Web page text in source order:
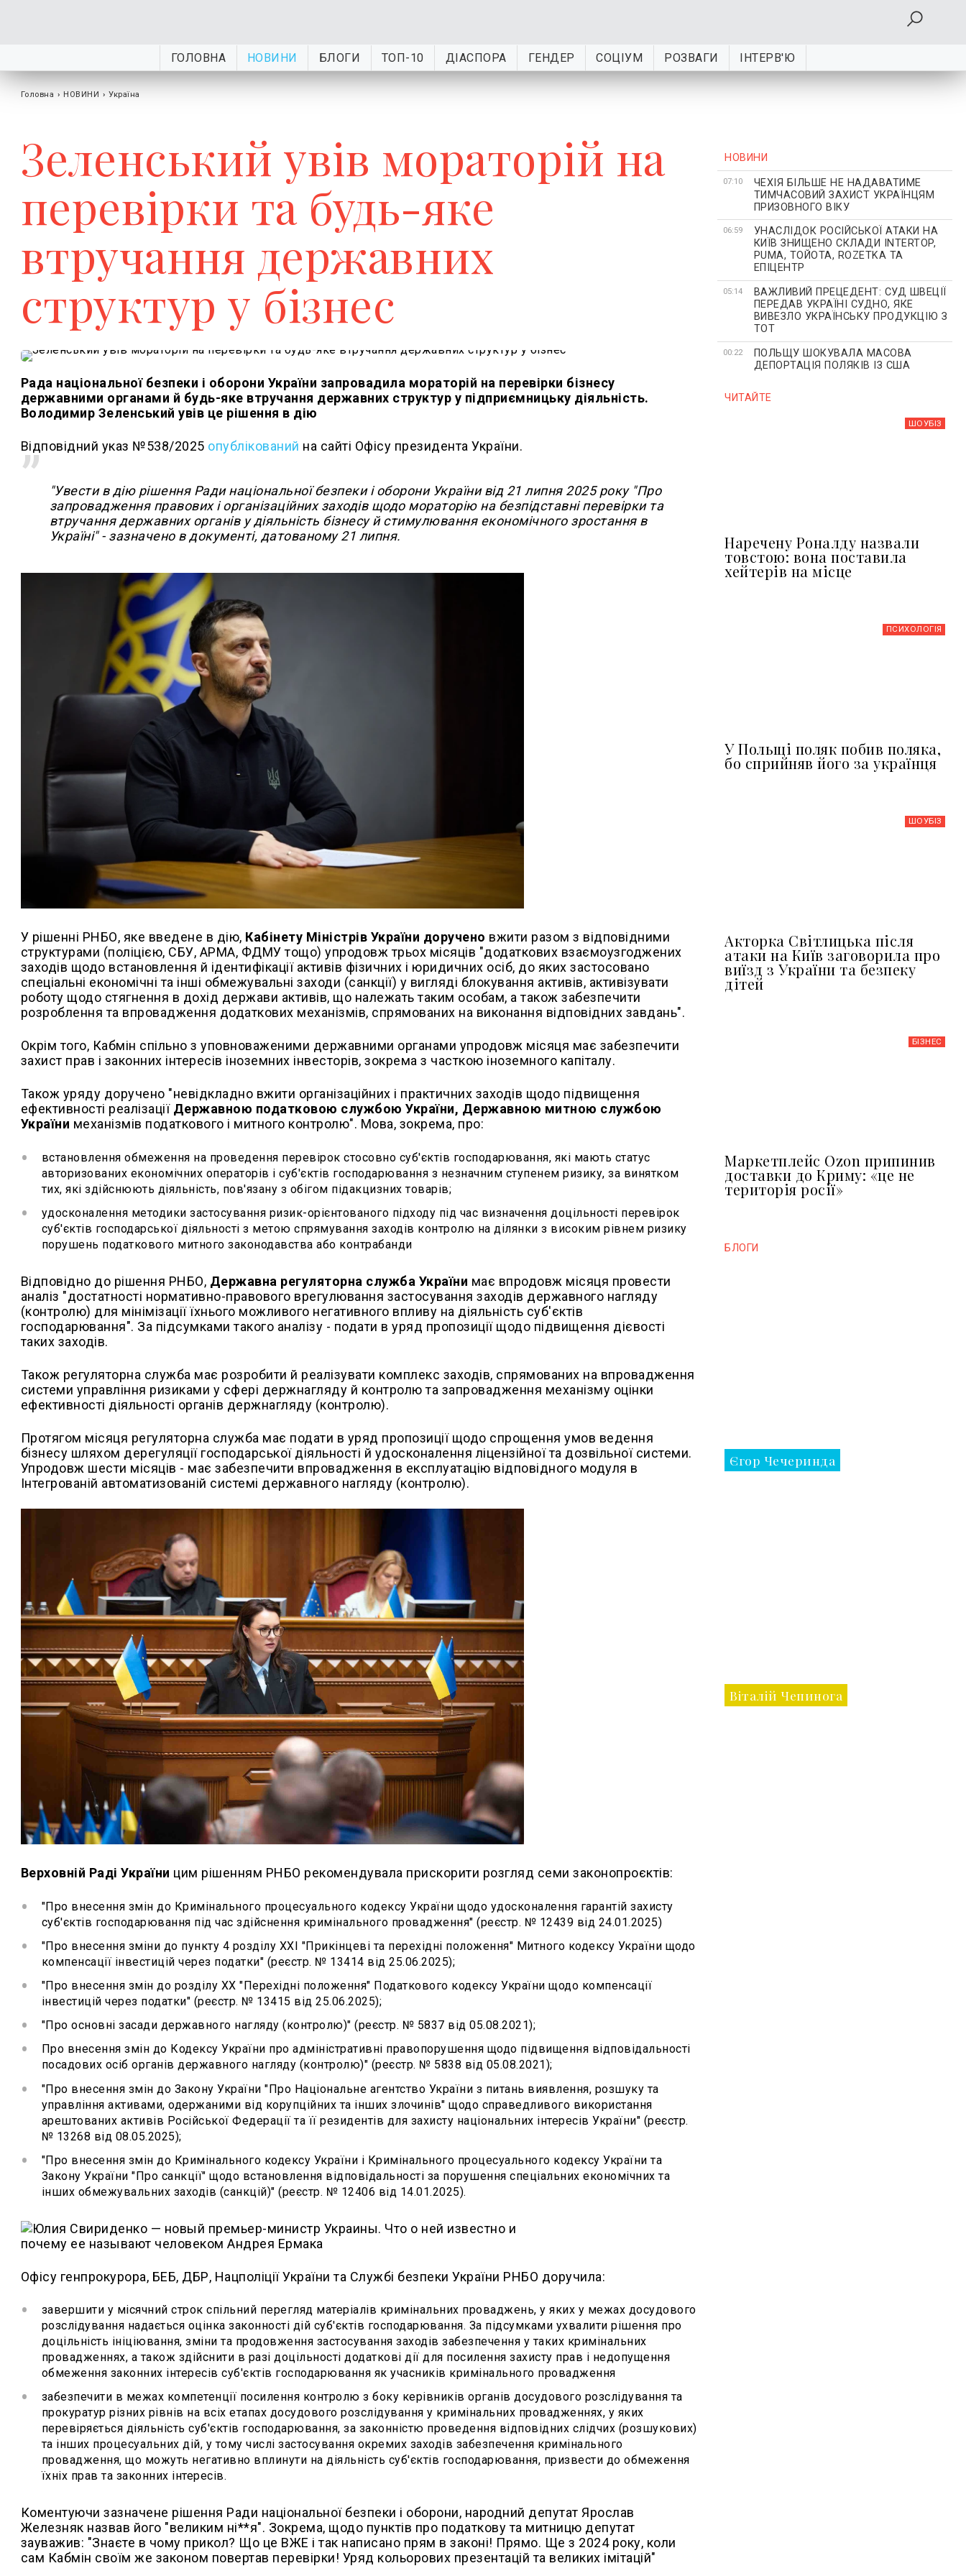
ГОЛОВНА НОВИНИ БЛОГИ ТОП-10 ДІАСПОРА ГЕНДЕР СОЦІУМ РОЗВАГИ ІНТЕРВ'Ю
Головна › НОВИНИ › Україна
Зеленський увів мораторій на
перевірки та будь-яке
втручання державних
структур у бізнес
Рада національної безпеки і оборони України запровадила мораторій на перевірки бізнесу
державними органами й будь-яке втручання державних структур у підприємницьку діяльність.
Володимир Зеленський увів це рішення в дію
Відповідний указ №538/2025 опублікований на сайті Офісу президента України.
"Увести в дію рішення Ради національної безпеки і оборони України від 21 липня 2025 року "Про
запровадження правових і організаційних заходів щодо мораторію на безпідставні перевірки та
втручання державних органів у діяльність бізнесу й стимулювання економічного зростання в
Україні" - зазначено в документі, датованому 21 липня.
У рішенні РНБО, яке введене в дію, Кабінету Міністрів України доручено вжити разом з відповідними
структурами (поліцією, СБУ, АРМА, ФДМУ тощо) упродовж трьох місяців "додаткових взаємоузгоджених
заходів щодо встановлення й ідентифікації активів фізичних і юридичних осіб, до яких застосовано
спеціальні економічні та інші обмежувальні заходи (санкції) у вигляді блокування активів, активізувати
роботу щодо стягнення в дохід держави активів, що належать таким особам, а також забезпечити
розроблення та впровадження додаткових механізмів, спрямованих на виконання відповідних завдань".
Окрім того, Кабмін спільно з уповноваженими державними органами упродовж місяця має забезпечити
захист прав і законних інтересів іноземних інвесторів, зокрема з часткою іноземного капіталу.
Також уряду доручено "невідкладно вжити організаційних і практичних заходів щодо підвищення
ефективності реалізації Державною податковою службою України, Державною митною службою
України механізмів податкового і митного контролю". Мова, зокрема, про:
встановлення обмеження на проведення перевірок стосовно суб'єктів господарювання, які мають статус
авторизованих економічних операторів і суб'єктів господарювання з незначним ступенем ризику, за винятком
тих, які здійснюють діяльність, пов'язану з обігом підакцизних товарів;
удосконалення методики застосування ризик-орієнтованого підходу під час визначення доцільності перевірок
суб'єктів господарської діяльності з метою спрямування заходів контролю на ділянки з високим рівнем ризику
порушень податкового митного законодавства або контрабанди
Відповідно до рішення РНБО, Державна регуляторна служба України має впродовж місяця провести
аналіз "достатності нормативно-правового врегулювання застосування заходів державного нагляду
(контролю) для мінімізації їхнього можливого негативного впливу на діяльність суб'єктів
господарювання". За підсумками такого аналізу - подати в уряд пропозиції щодо підвищення дієвості
таких заходів.
Також регуляторна служба має розробити й реалізувати комплекс заходів, спрямованих на впровадження
системи управління ризиками у сфері держнагляду й контролю та запровадження механізму оцінки
ефективності діяльності органів держнагляду (контролю).
Протягом місяця регуляторна служба має подати в уряд пропозиції щодо спрощення умов ведення
бізнесу шляхом дерегуляції господарської діяльності й удосконалення ліцензійної та дозвільної системи.
Упродовж шести місяців - має забезпечити впровадження в експлуатацію відповідного модуля в
Інтегрованій автоматизованій системі державного нагляду (контролю).
Верховній Раді України цим рішенням РНБО рекомендувала прискорити розгляд семи законопроєктів:
"Про внесення змін до Кримінального процесуального кодексу України щодо удосконалення гарантій захисту
суб'єктів господарювання під час здійснення кримінального провадження" (реєстр. № 12439 від 24.01.2025)
"Про внесення зміни до пункту 4 розділу XXI "Прикінцеві та перехідні положення" Митного кодексу України щодо
компенсації інвестицій через податки" (реєстр. № 13414 від 25.06.2025);
"Про внесення змін до розділу XX "Перехідні положення" Податкового кодексу України щодо компенсації
інвестицій через податки" (реєстр. № 13415 від 25.06.2025);
"Про основні засади державного нагляду (контролю)" (реєстр. № 5837 від 05.08.2021);
Про внесення змін до Кодексу України про адміністративні правопорушення щодо підвищення відповідальності
посадових осіб органів державного нагляду (контролю)" (реєстр. № 5838 від 05.08.2021);
"Про внесення змін до Закону України "Про Національне агентство України з питань виявлення, розшуку та
управління активами, одержаними від корупційних та інших злочинів" щодо справедливого використання
арештованих активів Російської Федерації та її резидентів для захисту національних інтересів України" (реєстр.
№ 13268 від 08.05.2025);
"Про внесення змін до Кримінального кодексу України і Кримінального процесуального кодексу України та
Закону України "Про санкції" щодо встановлення відповідальності за порушення спеціальних економічних та
інших обмежувальних заходів (санкцій)" (реєстр. № 12406 від 14.01.2025).
Офісу генпрокурора, БЕБ, ДБР, Нацполіції України та Службі безпеки України РНБО доручила:
завершити у місячний строк спільний перегляд матеріалів кримінальних проваджень, у яких у межах досудового
розслідування надається оцінка законності дій суб'єктів господарювання. За підсумками ухвалити рішення про
доцільність ініціювання, зміни та продовження застосування заходів забезпечення у таких кримінальних
провадженнях, а також здійснити в разі доцільності додаткові дії для посилення захисту прав і недопущення
обмеження законних інтересів суб'єктів господарювання як учасників кримінального провадження
забезпечити в межах компетенції посилення контролю з боку керівників органів досудового розслідування та
прокуратур різних рівнів на всіх етапах досудового розслідування у кримінальних провадженнях, у яких
перевіряється діяльність суб'єктів господарювання, за законністю проведення відповідних слідчих (розшукових)
та інших процесуальних дій, у тому числі застосування окремих заходів забезпечення кримінального
провадження, що можуть негативно вплинути на діяльність суб'єктів господарювання, призвести до обмеження
їхніх прав та законних інтересів.
Коментуючи зазначене рішення Ради національної безпеки і оборони, народний депутат Ярослав
Железняк назвав його "великим ні**я". Зокрема, щодо пунктів про податкову та митницю депутат
зауважив: "Знаєте в чому прикол? Що це ВЖЕ і так написано прям в законі! Прямо. Ще з 2024 року, коли
сам Кабмін своїм же законом повертав перевірки! Уряд кольорових презентацій та великих імітацій"
НОВИНИ
07:10
ЧЕХІЯ БІЛЬШЕ НЕ НАДАВАТИМЕ
ТИМЧАСОВИЙ ЗАХИСТ УКРАЇНЦЯМ
ПРИЗОВНОГО ВІКУ
06:59
УНАСЛІДОК РОСІЙСЬКОЇ АТАКИ НА
КИЇВ ЗНИЩЕНО СКЛАДИ INTERTOP,
PUMA, ТОЙОТА, ROZETKA ТА
ЕПІЦЕНТР
05:14
ВАЖЛИВИЙ ПРЕЦЕДЕНТ: СУД ШВЕЦІЇ
ПЕРЕДАВ УКРАЇНІ СУДНО, ЯКЕ
ВИВЕЗЛО УКРАЇНСЬКУ ПРОДУКЦІЮ З
ТОТ
00:22
ПОЛЬЩУ ШОКУВАЛА МАСОВА
ДЕПОРТАЦІЯ ПОЛЯКІВ ІЗ США
ЧИТАЙТЕ
ШОУБIЗ
Наречену Роналду назвали
товстою: вона поставила
хейтерів на місце
ПСИХОЛОГІЯ
У Польщі поляк побив поляка,
бо сприйняв його за українця
ШОУБIЗ
Акторка Світлицька після
атаки на Київ заговорила про
виїзд з України та безпеку
дітей
БІЗНЕС
Маркетплейс Ozon припинив
доставки до Криму: «це не
територія росії»
БЛОГИ
Єгор Чечеринда
Віталій Чепинога